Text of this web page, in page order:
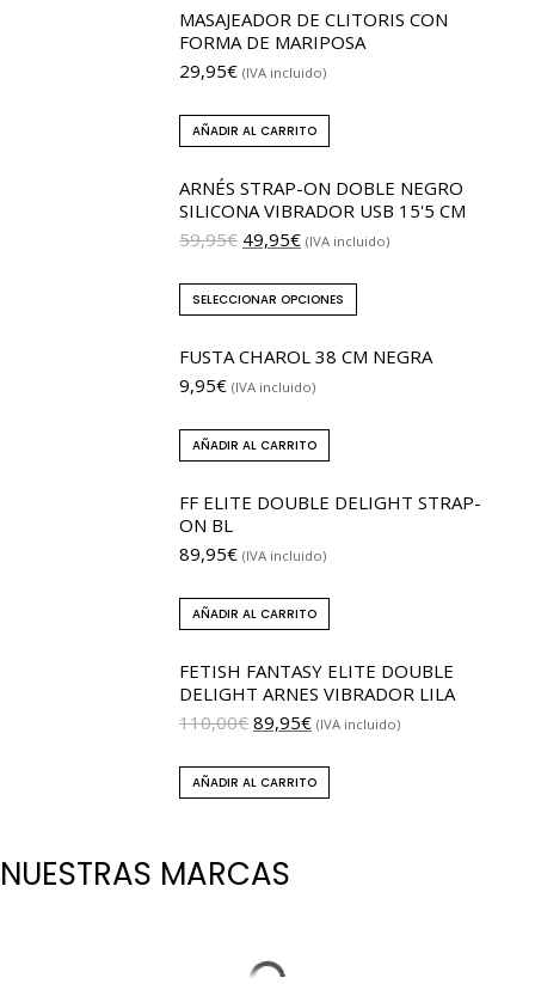
MASAJEADOR DE CLITORIS CON
FORMA DE MARIPOSA
29,95€ (IVA incluido)
AÑADIR AL CARRITO
ARNÉS STRAP-ON DOBLE NEGRO
SILICONA VIBRADOR USB 15'5 CM
59,95€ 49,95€ (IVA incluido)
SELECCIONAR OPCIONES
FUSTA CHAROL 38 CM NEGRA
9,95€ (IVA incluido)
AÑADIR AL CARRITO
FF ELITE DOUBLE DELIGHT STRAP-
ON BL
89,95€ (IVA incluido)
AÑADIR AL CARRITO
FETISH FANTASY ELITE DOUBLE
DELIGHT ARNES VIBRADOR LILA
110,00€ 89,95€ (IVA incluido)
AÑADIR AL CARRITO
NUESTRAS MARCAS